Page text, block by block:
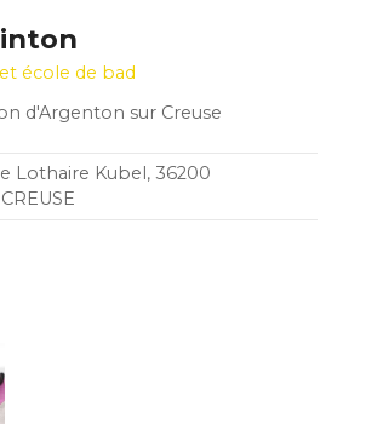
école de bad
d'Argenton sur Creuse
Lothaire Kubel, 36200